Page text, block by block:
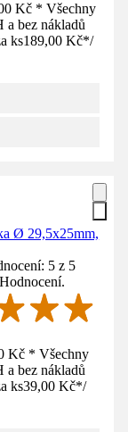
Kč * Všechny
a bez nákladů
ks189,00 Kč*/
Ø 29,5x25mm,
5 z 5
Kč * Všechny
a bez nákladů
ks39,00 Kč*/